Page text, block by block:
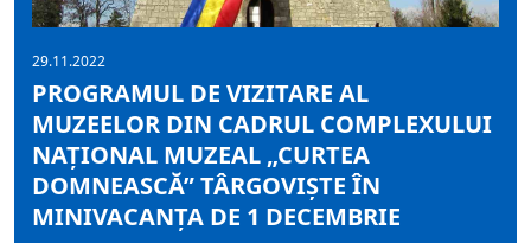
29.11.2022
PROGRAMUL DE VIZITARE AL
MUZEELOR DIN CADRUL COMPLEXULUI
NAȚIONAL MUZEAL „CURTEA
DOMNEASCĂ” TÂRGOVIȘTE ÎN
MINIVACANȚA DE 1 DECEMBRIE